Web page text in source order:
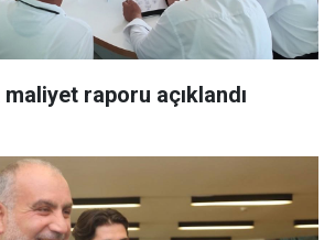
maliyet raporu açıklandı